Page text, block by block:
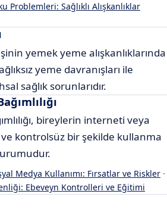
Problemleri: Sağlıklı Alışkanlıklar
yemek yeme alışkanlıklarında
yeme davranışları ile
sağlık sorunlarıdır.
bireylerin interneti veya
ve kontrolsüz bir şekilde kullanma
Medya Kullanımı: Fırsatlar ve Riskler ·
Ebeveyn Kontrolleri ve Eğitimi